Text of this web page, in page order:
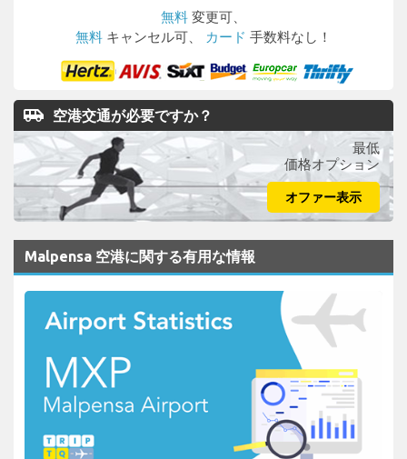
無料 変更可、
無料 キャンセル可、 カード 手数料なし！
airport_shuttle 空港交通が必要ですか？
最低
価格オプション
オファー表示
Malpensa 空港に関する有用な情報